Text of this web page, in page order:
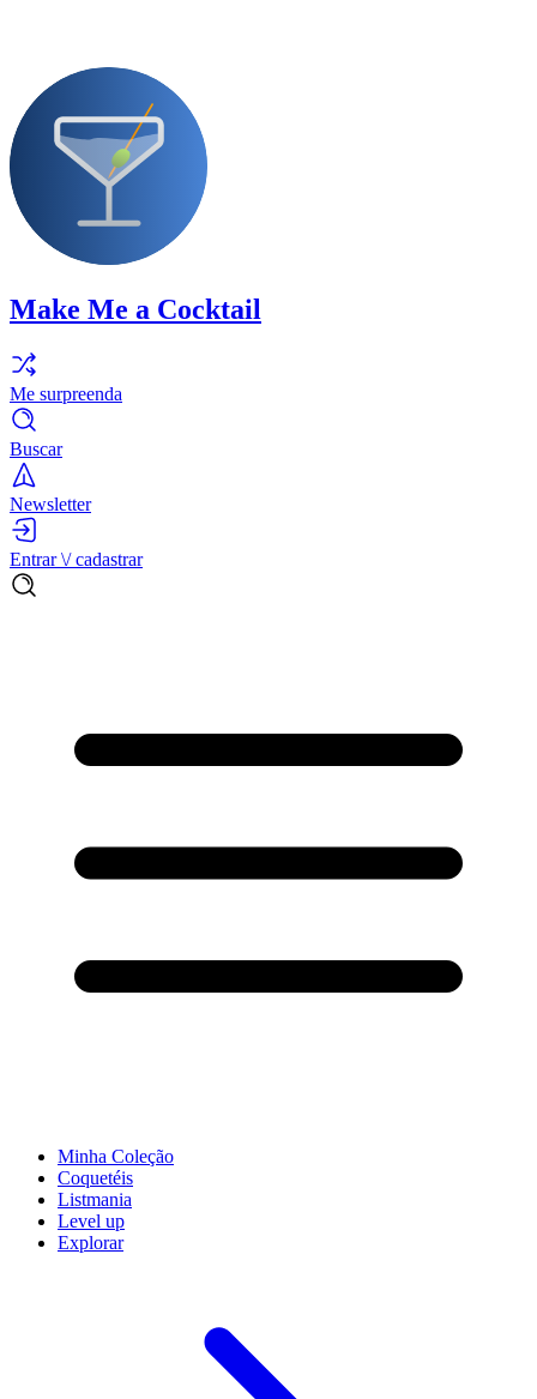
Make Me a Cocktail
Me surpreenda
Buscar
Newsletter
Entrar \/ cadastrar
Minha Coleção
Coquetéis
Listmania
Level up
Explorar